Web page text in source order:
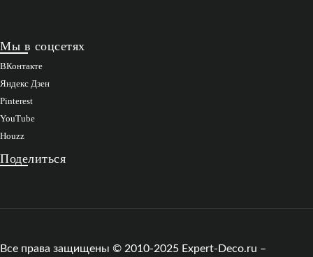
Мы в соцсетях
ВКонтакте
Яндекс Дзен
Pinterest
YouTube
Houzz
Поделиться
Все права защищены © 2010-2025 Expert-Deco.ru –